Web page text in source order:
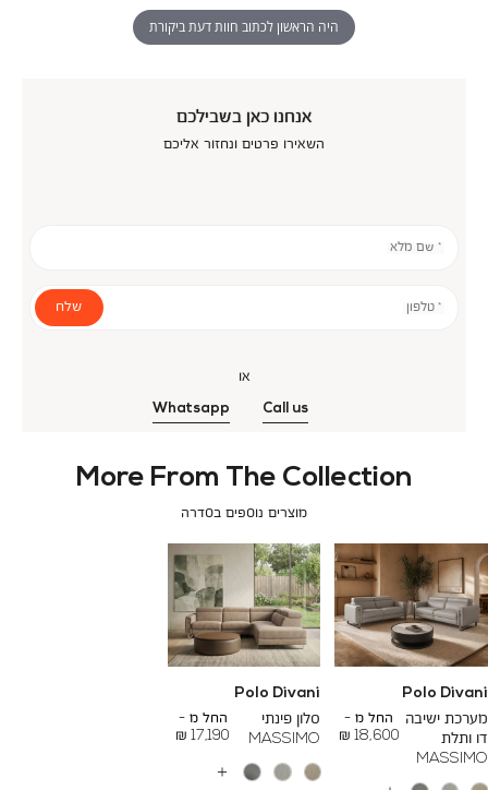
היה הראשון לכתוב חוות דעת ביקורת
אנחנו כאן בשבילכם
השאירו פרטים ונחזור אליכם
* שם מלא
* טלפון שלח
או
Call us
Whatsapp
More From The Collection
מוצרים נוספים בסדרה
Polo Divani
מערכת ישיבה
דו ותלת
MASSIMO
החל מ -
18,600 ₪
To
24,000 ₪
Polo Divani
סלון פינתי
MASSIMO
החל מ -
17,190 ₪
To
26,000 ₪
עוד